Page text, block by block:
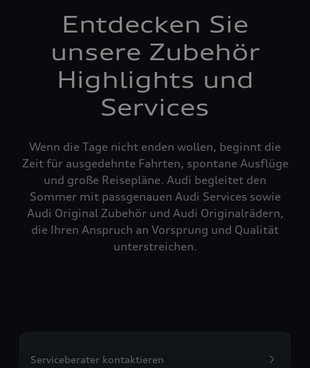
Entdecken Sie
unsere Zubehör
Highlights und
Services
Wenn die Tage nicht enden wollen, beginnt die
Zeit für ausgedehnte Fahrten, spontane Ausflüge
und große Reisepläne. Audi begleitet den
Sommer mit passgenauen Audi Services sowie
Audi Original Zubehör und Audi Originalrädern,
die Ihren Anspruch an Vorsprung und Qualität
unterstreichen.
Serviceberater kontaktieren